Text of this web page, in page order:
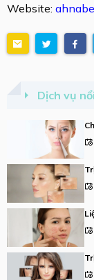
Website:
Dịch vụ